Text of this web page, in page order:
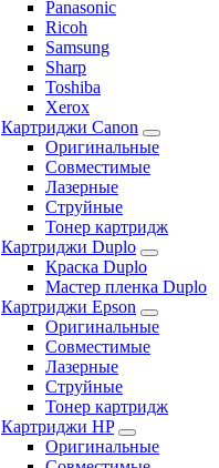
Panasonic
Ricoh
Samsung
Sharp
Toshiba
Xerox
Картриджи Canon
Оригинальные
Совместимые
Лазерные
Струйные
Тонер картридж
Картриджи Duplo
Краска Duplo
Мастер пленка Duplo
Картриджи Epson
Оригинальные
Совместимые
Лазерные
Струйные
Тонер картридж
Картриджи HP
Оригинальные